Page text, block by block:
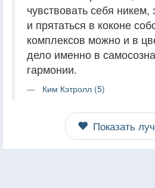
чувствовать себя
и прятаться в коконе
комплексов можно и в
дело именно в
гармонии.
Ким Кэтролл (5)
Показать